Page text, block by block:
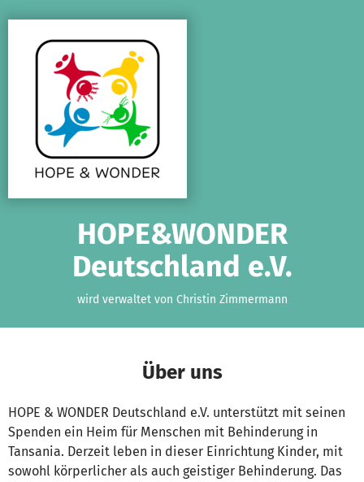
HOPE&WONDER
Deutschland e.V.
wird verwaltet von Christin Zimmermann
Über uns
HOPE & WONDER Deutschland e.V. unterstützt mit seinen
Spenden ein Heim für Menschen mit Behinderung in
Tansania. Derzeit leben in dieser Einrichtung Kinder, mit
sowohl körperlicher als auch geistiger Behinderung. Das